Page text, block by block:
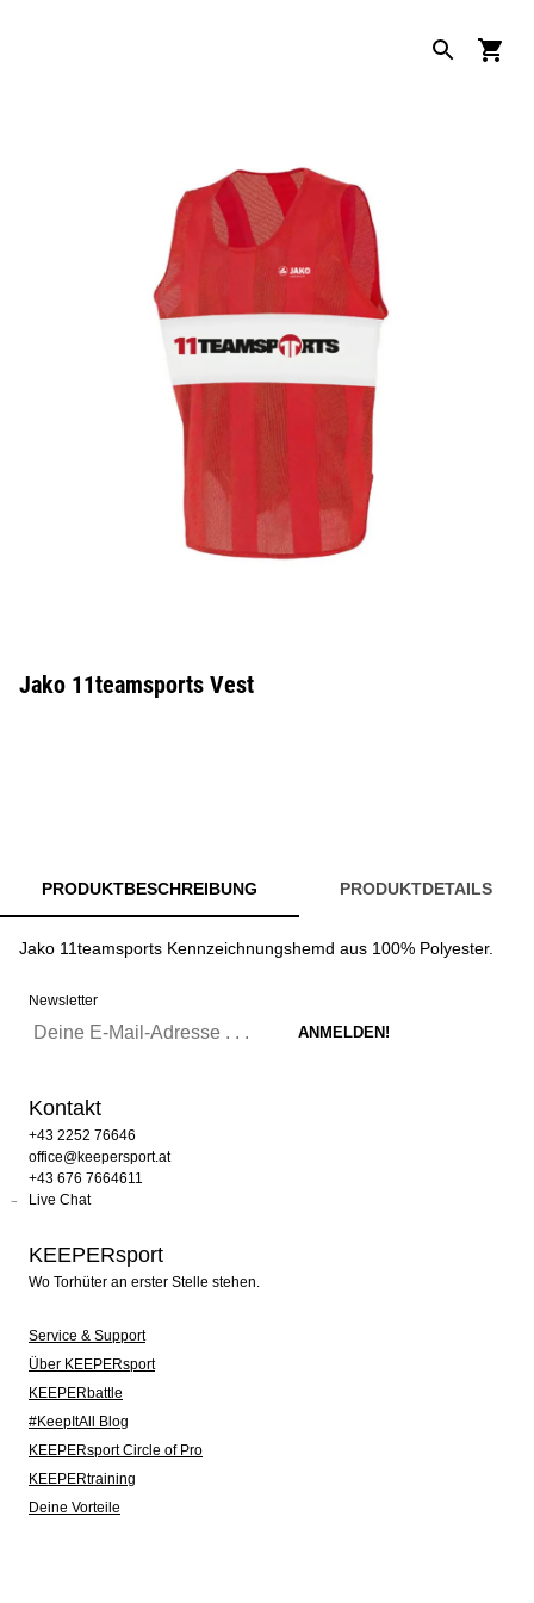
Jako 11teamsports Vest
PRODUKTBESCHREIBUNG PRODUKTDETAILS
Jako 11teamsports Kennzeichnungshemd aus 100% Polyester.
Newsletter
Kontakt
+43 2252 76646
office@keepersport.at
+43 676 7664611
Live Chat
KEEPERsport
Wo Torhüter an erster Stelle stehen.
Service & Support
Über KEEPERsport
KEEPERbattle
#KeepItAll Blog
KEEPERsport Circle of Pro
KEEPERtraining
Deine Vorteile